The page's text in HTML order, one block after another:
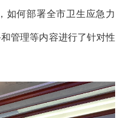
如何部署全市卫生应急力
管理等内容进行了针对性